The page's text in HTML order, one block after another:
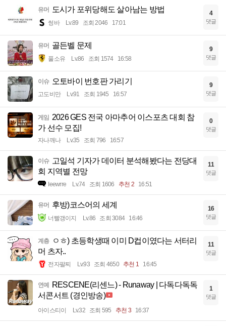
유머 도시가 포위당해도 살아남는 방법
썽바 Lv.89 조회 2046 17:01
4
댓글
유머 골든벨 문제
풀소유 Lv.86 조회 1574 16:58
9
댓글
이슈 오토바이 번호판 가리기
고도비만 Lv.91 조회 1945 16:57
9
댓글
게임 2026 GES 전국 아마추어 이스포츠 대회 참
가 선수 모집!
자나깨나 Lv.35 조회 796 16:57
0
댓글
이슈 고일석 기자가 데이터 분석해봤다는 전당대
회 지역별 전망
Ieewrre Lv.74 조회 1606 추천 2 16:51
11
댓글
유머 후방)코스어의 세계
너빨갱이지 Lv.86 조회 3084 16:46
16
댓글
계층
ㅇㅎ) 초등학생때 이미 D컵이였다는 서터리
머 츠자..
전자팔찌 Lv.93 조회 4650 추천 1 16:45
11
댓글
연예 RESCENE(리센느) - Runaway | 다독다독독
서콘서트 (경인방송)
아이스티이 Lv.32 조회 595 추천 3 16:37
1
댓글